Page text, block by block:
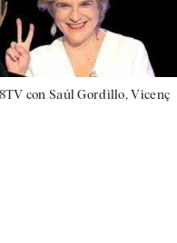
con Saúl Gordillo, Vicenç